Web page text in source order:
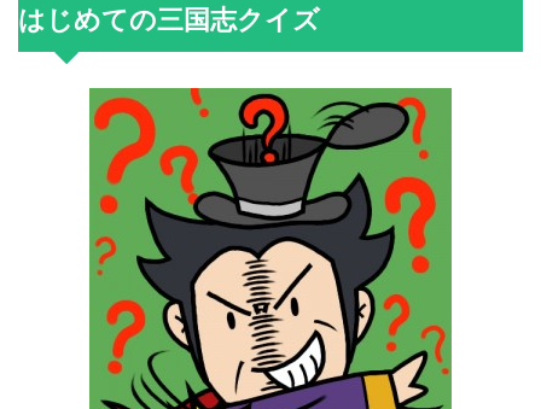
はじめての三国志クイズ